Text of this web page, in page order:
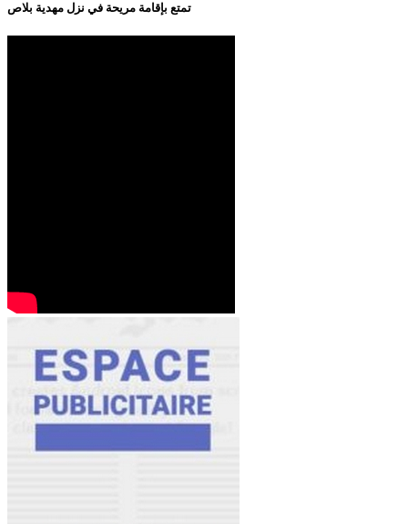
تمتع بإقامة مريحة في نزل مهدية بلاص